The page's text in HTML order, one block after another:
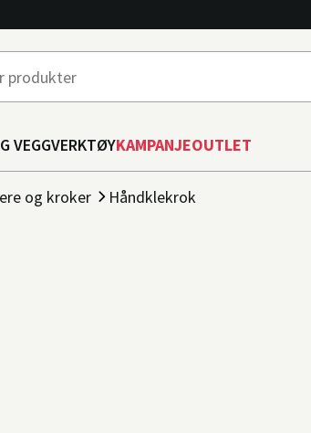
VEGGVERKTØYKAMPANJEOUTLET
og kroker Håndklekrok